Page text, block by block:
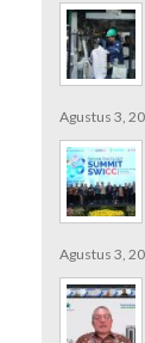
Agustus 3,
Agustus 3,